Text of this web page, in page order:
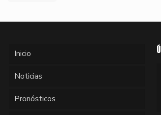
Inicio
Noticias
Pronósticos